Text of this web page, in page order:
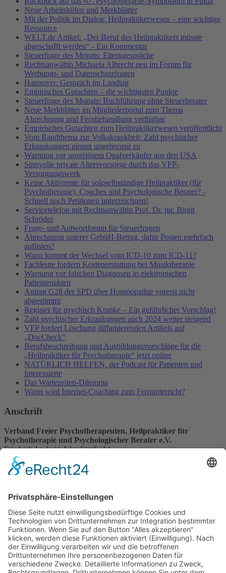
Neue Arbeitshilfen und Merkblätter
Mit der Politik im Dialog: Heilpraktikerwesen – eine wichtige
Ressource
WELT.de Artikel: „Der Beruf des Heilpraktikers müsste
abgeschafft werden“ - Ein Kommentar
Steuerfrage des Monats: Elterngespräche
Rechtsanwältin Michaela Albrecht neu im Forum für
Werbungs- und Datenschutzfragen
Hannover: Gespräch im Landtag
Empirisches Gutachten – die wichtigsten Punkte
Steuerfrage des Monats: Buchführung ohne Steuerberater
Neue Merkblätter im Mitgliederportal zum Thema
Abrechnung und Fernbehandlung verfügbar
Empirisches Gutachten zum Heilpraktikerwesen veröffentlicht
Vom Randthema zur Volkskrankheit: Zahl psychischer
Erkrankungen nimmt ungebremst zu
Warnung vor unseriösem Opalverkäufer aus den USA
Sinnvolle private Altersvorsorge durch das VFP-
Versorgungswerk
Keine Aktivrente für soloselbständige Heilpraktiker (für
Psychotherapie), Coaches und Psychologische Berater? -
Schnell noch Petitionen unterzeichnen!
Servicetelefon mit Rechtsanwältin Prof. Dr. jur. Birgit
Schröder
Frage- und Antwortforum für Steuerfragen
Abrechnung unterer GebüH-Betrag, dafür Posten mehrfach
auflisten?
Wann kommt der Wechsel vom ICD-10 zum ICD-11?
Fachleute fordern Kostenerstattung bei Musiktherapie
Warnung vor falschen Diagnosen in elektronischen
Patientenakten
Antrag G28 der SPD über Homöopathie vorerst nicht
abgestimmt
Register für psychisch Kranke – Ein gefährlicher Vorschlag!
Zahl psychischer Erkrankungen auch 2024 weiter steigend
VFP fordert Löschung diffamierenden Artikels auf
„DocCheck“
Berufsbeschreibung und Ausbildungsvorschläge für die
„Heilpraktiker für Psychotherapie“ jetzt online
NATÜRLICH HELFEN, der Podcast für Patienten und
Interessierte
Das Wartezeiten-Dilemma
Wann wird Internet-Coaching zum Fernunterricht?
Anschrift
Verband Freier Psychotherapeuten, Heilpraktiker für
Psychotherapie und Psychologischer Berater e.V.
Friedrich-Ludwig-Jahn-Straße 14
31582 Nienburg/Weser
Service-Team
05021-8650320
Diese E-Mail-Adresse ist vor Spambots geschützt! Zur Anzeige
muss JavaScript eingeschaltet sein.
Wir sind Mitglied